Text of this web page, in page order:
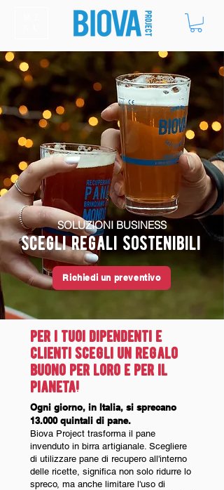
SOLUZIONI BUSINESS
scegli regali sostenibili
Richiedi un preventivo
per i tuoi dipendenti e
clienti scegli un regalo
buono per loro e per il
pianeta!
Ogni giorno, in Italia, si sprecano
13.000 quintali di pane.
Biova Project trasforma il pane
invenduto in birra artigianale. Scegliere
di utilizzare pane di recupero all'interno
delle ricette, significa non solo ridurre lo
spreco, ma anche limitare l'uso di